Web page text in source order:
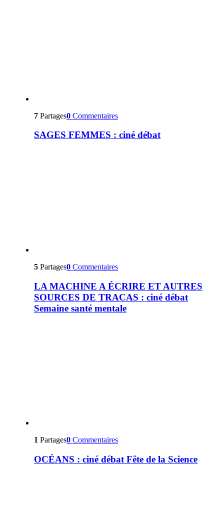
7 Partages0 Commentaires
SAGES FEMMES : ciné débat
5 Partages0 Commentaires
LA MACHINE A ÉCRIRE ET AUTRES
SOURCES DE TRACAS : ciné débat
Semaine santé mentale
1 Partages0 Commentaires
OCÉANS : ciné débat Fête de la Science